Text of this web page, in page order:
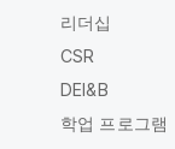
리더십
CSR
DEI&B
학업 프로그램